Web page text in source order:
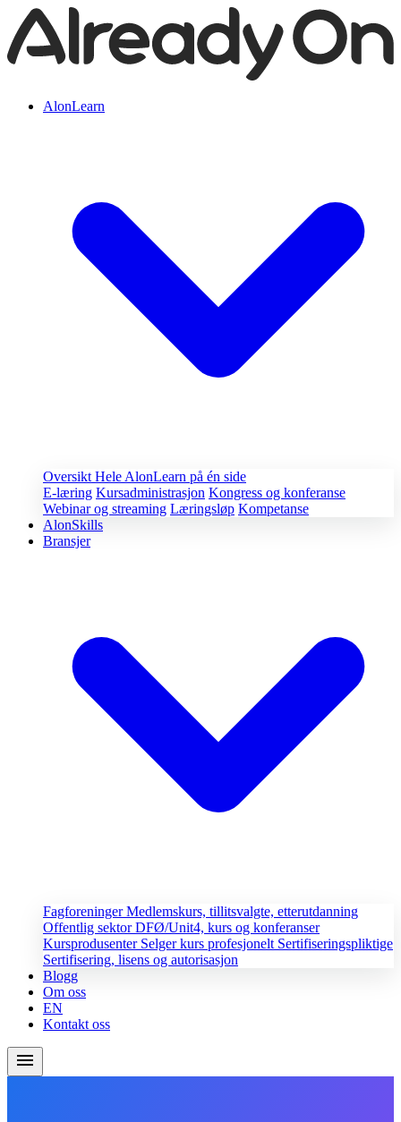
AlonLearn
Oversikt Hele AlonLearn på én side
E-læring Kursadministrasjon Kongress og konferanse
Webinar og streaming Læringsløp Kompetanse
AlonSkills
Bransjer
FagforeningerMedlemskurs, tillitsvalgte, etterutdanning
Offentlig sektorDFØ/Unit4, kurs og konferanser
Kursprodusenter Selger kurs profesjonelt Sertifiseringspliktige
Sertifisering, lisens og autorisasjon
Blogg
Om oss
EN
Kontakt oss
menu